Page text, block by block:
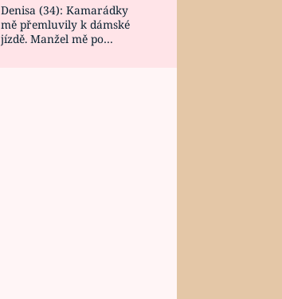
Denisa (34): Kamarádky
mě přemluvily k dámské
jízdě. Manžel mě po